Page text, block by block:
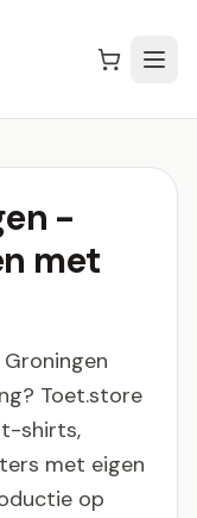
-
met
Toet.store
shirts,
met eigen
op